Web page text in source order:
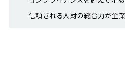
信頼される人財の総合力が企